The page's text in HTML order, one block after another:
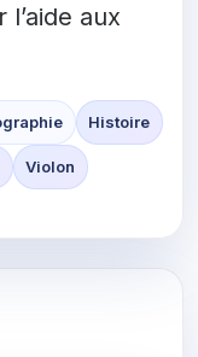
l’aide aux
Histoire
Violon